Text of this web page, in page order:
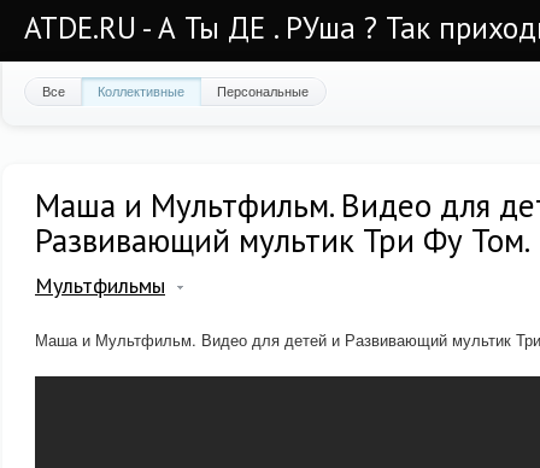
ATDE.RU - А Ты ДЕ . РУша ? Так
Все Коллективные Персональные
Маша и Мультфильм. Видео для
Развивающий мультик Три Фу Том.
Мультфильмы
Маша и Мультфильм. Видео для детей и Развивающий мультик